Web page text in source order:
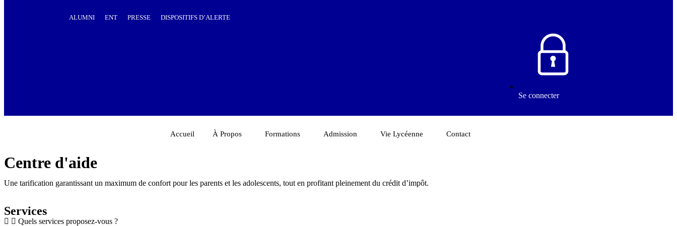
ALUMNI ENT PRESSE DISPOSITIFS D’ALERTE
Se connecter
Accueil À Propos Formations Admission Vie Lycéenne Contact
Centre d'aide
Une tarification garantissant un maximum de confort pour les parents et les adolescents, tout en profitant pleinement du crédit d’impôt.
Services
Quels services proposez-vous ?